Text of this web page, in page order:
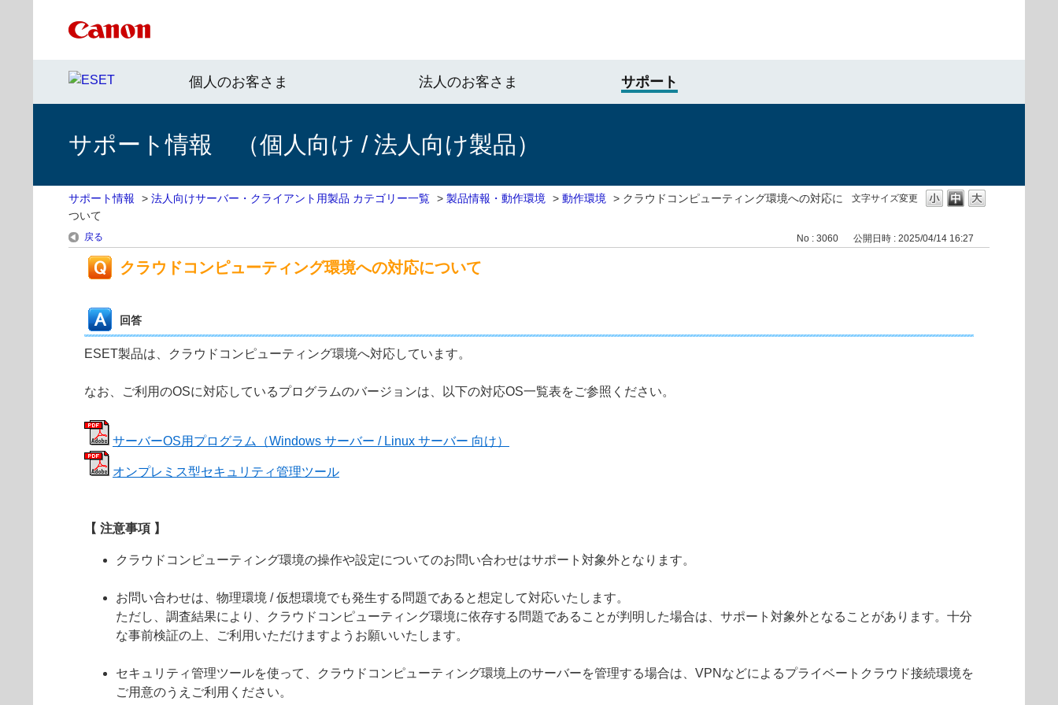
個人のお客さま 法人のお客さま サポート
サポート情報 （個人向け / 法人向け製品）
文字サイズ変更
サポート情報 > 法人向けサーバー・クライアント用製品 カテゴリー一覧 > 製品情報・動作環境 > 動作環境 > クラウドコンピューティング環境への対応に
ついて
戻る No : 3060 公開日時 : 2025/04/14 16:27
クラウドコンピューティング環境への対応について
回答
ESET製品は、クラウドコンピューティング環境へ対応しています。
なお、ご利用のOSに対応しているプログラムのバージョンは、以下の対応OS一覧表をご参照ください。
サーバーOS用プログラム（Windows サーバー / Linux サーバー 向け）
オンプレミス型セキュリティ管理ツール
【 注意事項 】
クラウドコンピューティング環境の操作や設定についてのお問い合わせはサポート対象外となります。
お問い合わせは、物理環境 / 仮想環境でも発生する問題であると想定して対応いたします。
ただし、調査結果により、クラウドコンピューティング環境に依存する問題であることが判明した場合は、サポート対象外となることがあります。十分
な事前検証の上、ご利用いただけますようお願いいたします。
セキュリティ管理ツールを使って、クラウドコンピューティング環境上のサーバーを管理する場合は、VPNなどによるプライベートクラウド接続環境を
ご用意のうえご利用ください。